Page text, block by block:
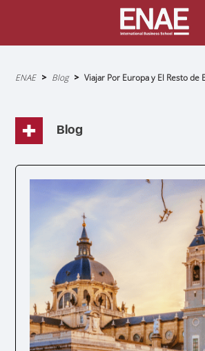
Sobrescribir
la
navegación
ENAE Blog Viajar Por Europa y El Resto de
Blog